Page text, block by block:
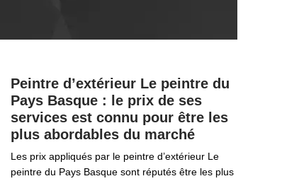
Peintre d’extérieur Le peintre du
Pays Basque : le prix de ses
services est connu pour être les
plus abordables du marché
Les prix appliqués par le peintre d’extérieur Le
peintre du Pays Basque sont réputés être les plus